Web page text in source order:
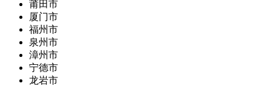
莆田市
厦门市
福州市
泉州市
漳州市
宁德市
龙岩市